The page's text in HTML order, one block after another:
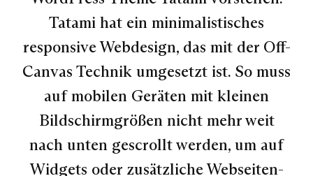
Tatami hat ein minimalistisches
responsive Webdesign, das mit der Off-
Canvas Technik umgesetzt ist. So muss
auf mobilen Geräten mit kleinen
Bildschirmgrößen nicht mehr weit
nach unten gescrollt werden, um auf
Widgets oder zusätzliche Webseiten-